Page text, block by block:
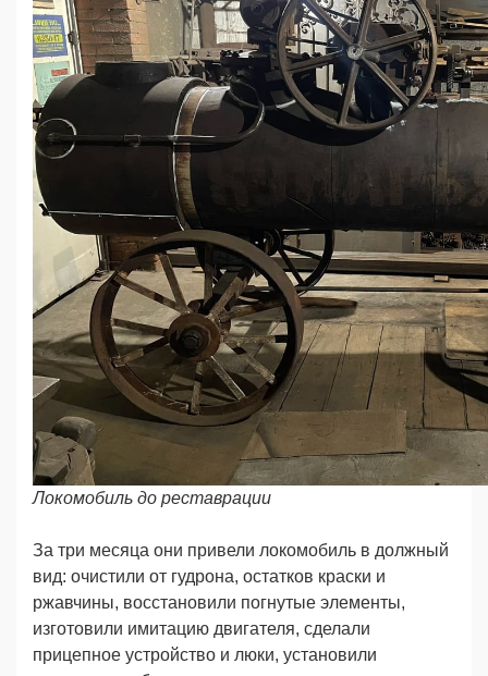
Локомобиль до реставрации
За три месяца они привели локомобиль в должный
вид: очистили от гудрона, остатков краски и
ржавчины, восстановили погнутые элементы,
изготовили имитацию двигателя, сделали
прицепное устройство и люки, установили